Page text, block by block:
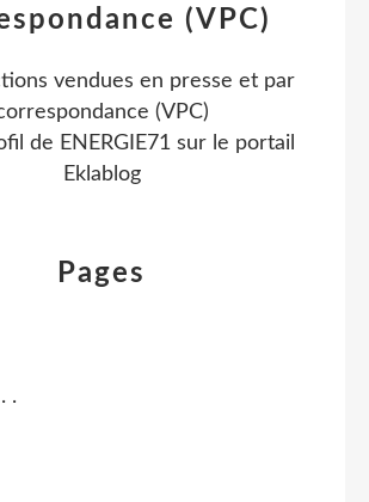
Pages
.
(VPC)
vendues en presse et par
(VPC)
de ENERGIE71 sur le portail
Eklablog